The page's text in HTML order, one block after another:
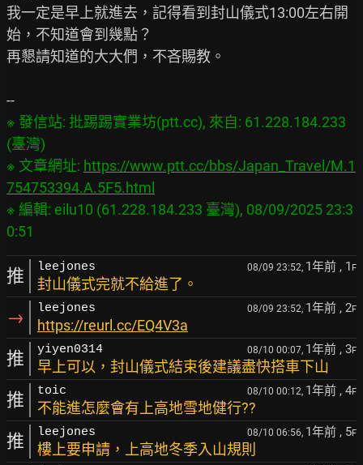
我一定是早上就進去，記得看到封山儀式13:00左右開
始，不知道會到幾點？
再懇請知道的大大們，不吝賜教。
※ 發信站: 批踢踢實業坊(ptt.cc), 來自: 61.228.184.233
(臺灣)
※ 文章網址: https://www.ptt.cc/bbs/Japan_Travel/M.1
754753394.A.5F5.html
※ 編輯: eilu10 (61.228.184.233 臺灣), 08/09/2025 23:3
推 leejones 08/09 23:52, 1年前 , 1 F
封山儀式完就不給進了。
→ leejones 08/09 23:52, 1年前 , 2F
https://reurl.cc/EQ4V3a
推 yiyen0314 08/10 00:07, 1年前 , 3F
早上可以，封山儀式結束後建議盡快搭車下山
推 toic 08/10 00:12, 1年前 , 4F
不能進怎麼會有上高地雪地健行??
推 leejones 08/10 06:56, 1年前 , 5F
樓上要申請，上高地冬季入山規則